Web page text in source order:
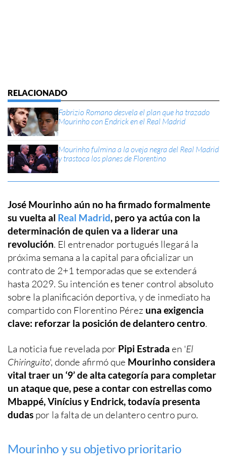
Fabrizio Romano desvela el plan que ha trazado
Mourinho con Endrick en el Real Madrid
Mourinho fulmina a la oveja negra del Real Madrid
y trastoca los planes de Florentino
José Mourinho aún no ha firmado formalmente
su vuelta al Real Madrid, pero ya actúa con la
determinación de quien va a liderar una
revolución. El entrenador portugués llegará la
próxima semana a la capital para oficializar un
contrato de 2+1 temporadas que se extenderá
hasta 2029. Su intención es tener control absoluto
sobre la planificación deportiva, y de inmediato ha
compartido con Florentino Pérez una exigencia
clave: reforzar la posición de delantero centro.
La noticia fue revelada por Pipi Estrada en 'El
Chiringuito', donde afirmó que Mourinho considera
vital traer un ‘9’ de alta categoría para completar
un ataque que, pese a contar con estrellas como
Mbappé, Vinícius y Endrick, todavía presenta
dudas por la falta de un delantero centro puro.
Mourinho y su objetivo prioritario